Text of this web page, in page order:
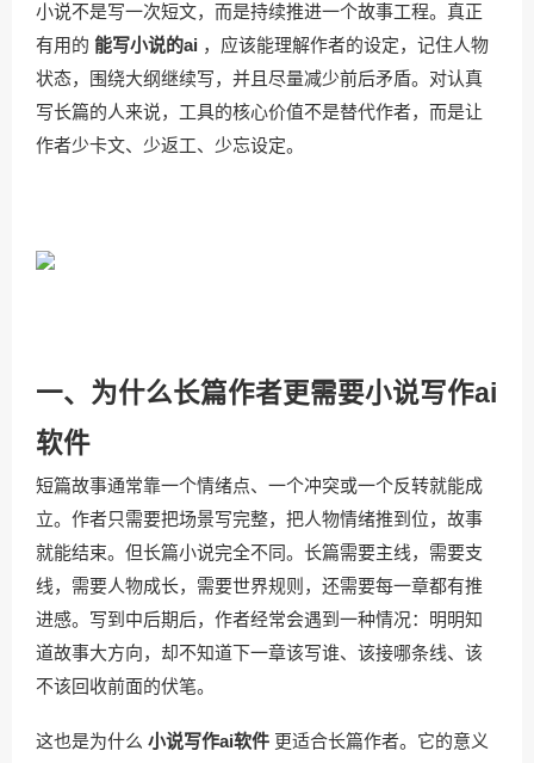
小说不是写一次短文，而是持续推进一个故事工程。真正
有用的 能写小说的ai ，应该能理解作者的设定，记住人物
状态，围绕大纲继续写，并且尽量减少前后矛盾。对认真
写长篇的人来说，工具的核心价值不是替代作者，而是让
作者少卡文、少返工、少忘设定。
一、为什么长篇作者更需要小说写作ai
软件
短篇故事通常靠一个情绪点、一个冲突或一个反转就能成
立。作者只需要把场景写完整，把人物情绪推到位，故事
就能结束。但长篇小说完全不同。长篇需要主线，需要支
线，需要人物成长，需要世界规则，还需要每一章都有推
进感。写到中后期后，作者经常会遇到一种情况：明明知
道故事大方向，却不知道下一章该写谁、该接哪条线、该
不该回收前面的伏笔。
这也是为什么 小说写作ai软件 更适合长篇作者。它的意义